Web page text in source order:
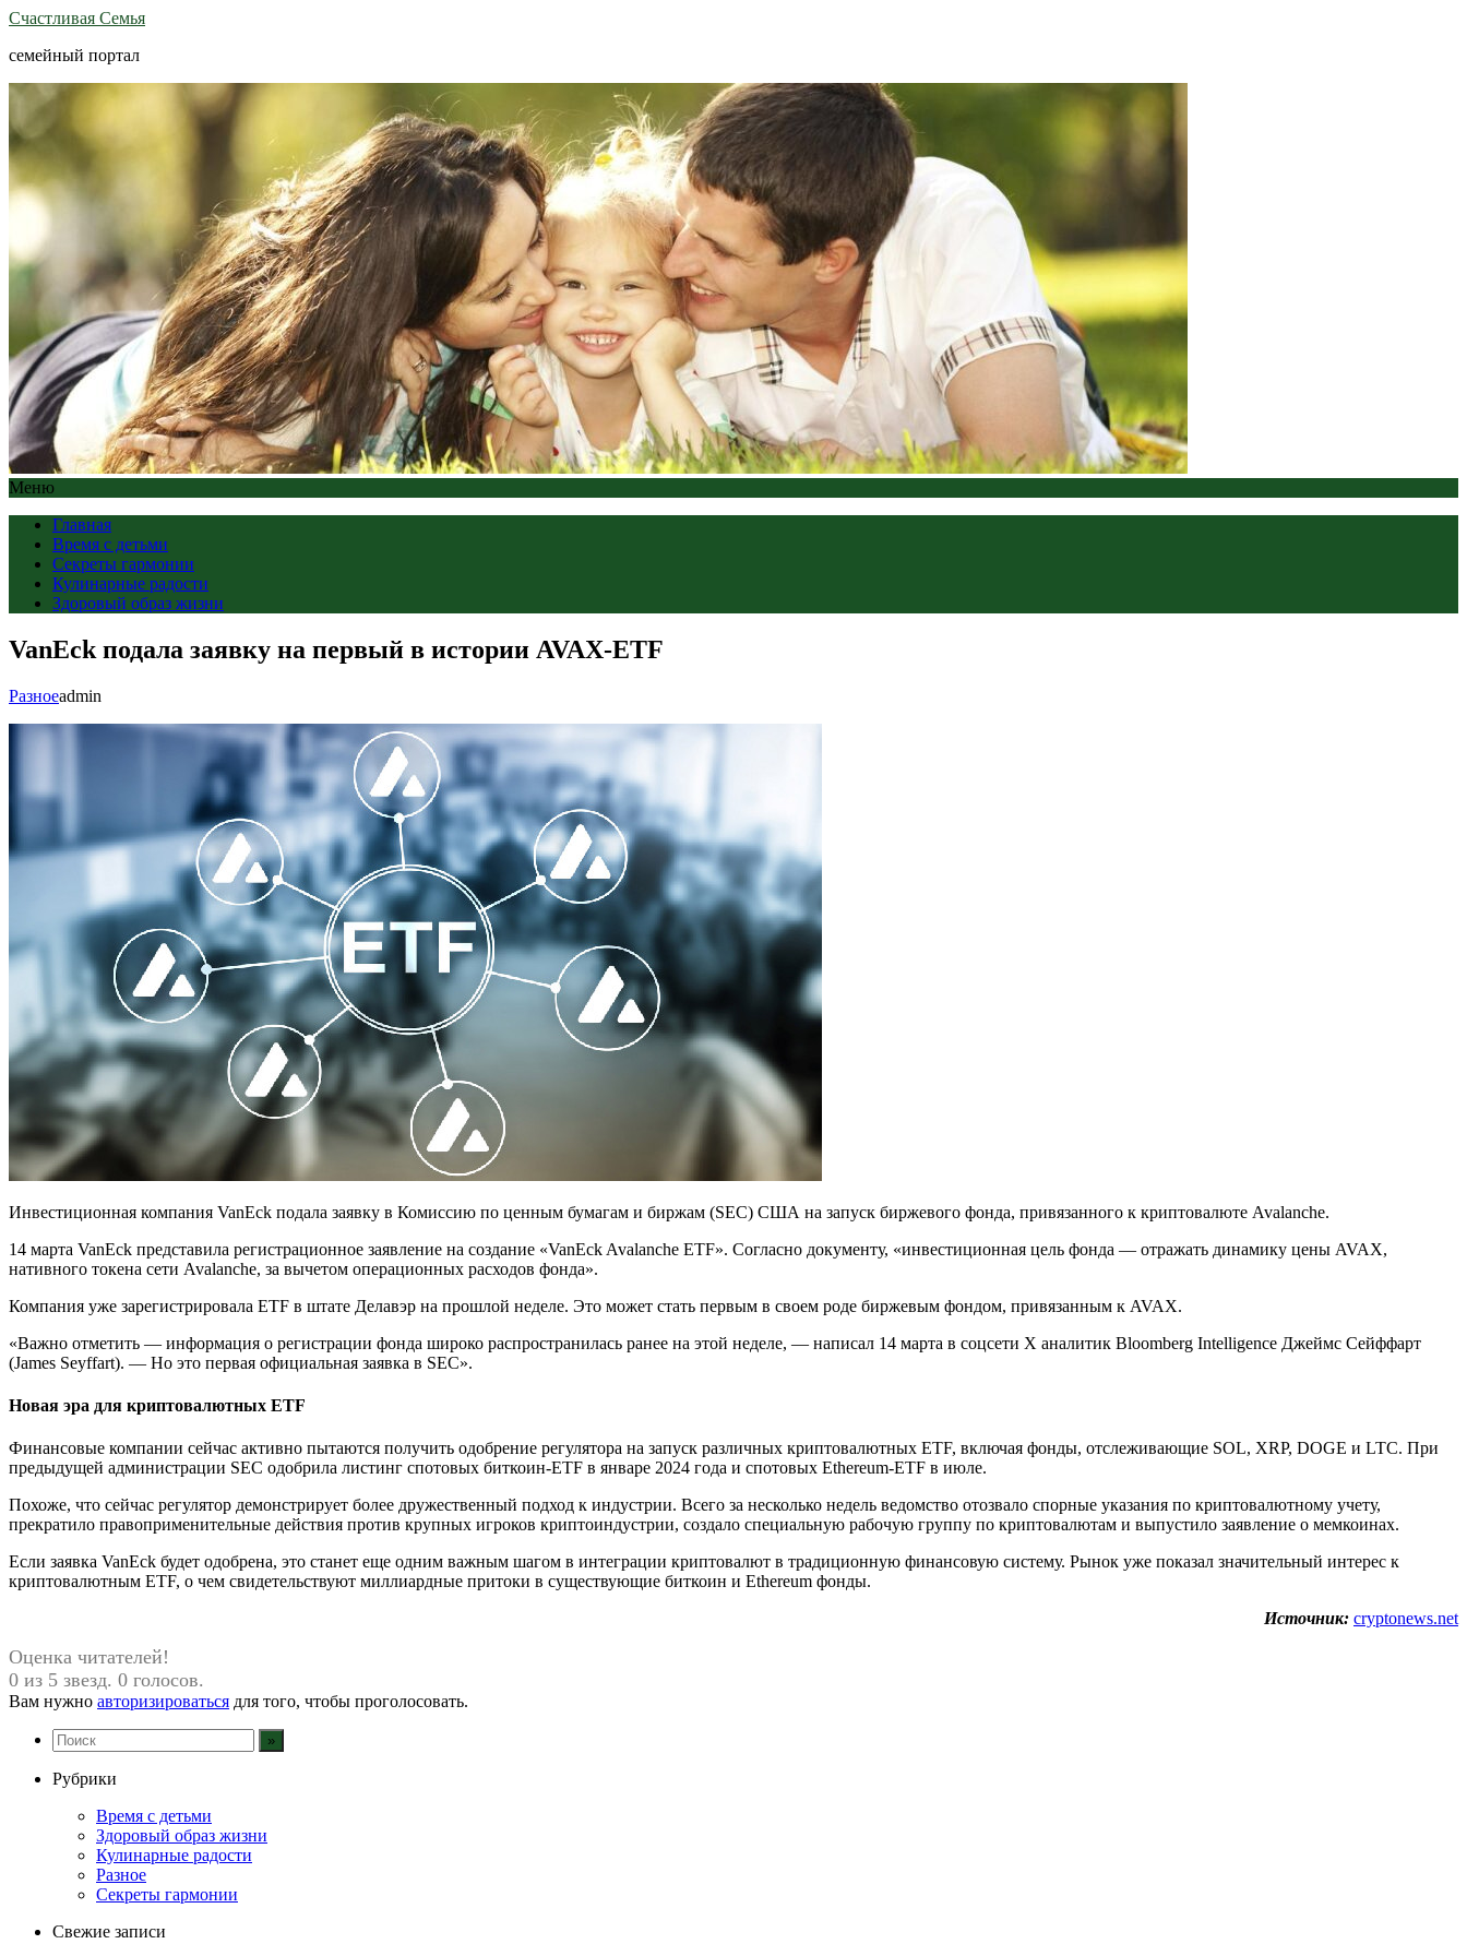
Счастливая Семья
семейный портал
Меню
Главная
Время с детьми
Секреты гармонии
Кулинарные радости
Здоровый образ жизни
VanEck подала заявку на первый в истории AVAX-ETF
Разноеadmin
Инвестиционная компания VanEck подала заявку в Комиссию по ценным бумагам и биржам (SEC) США на запуск биржевого фонда, привязанного к криптовалюте Avalanche.
14 марта VanEck представила регистрационное заявление на создание «VanEck Avalanche ETF». Согласно документу, «инвестиционная цель фонда — отражать динамику цены AVAX,
нативного токена сети Avalanche, за вычетом операционных расходов фонда».
Компания уже зарегистрировала ETF в штате Делавэр на прошлой неделе. Это может стать первым в своем роде биржевым фондом, привязанным к AVAX.
«Важно отметить — информация о регистрации фонда широко распространилась ранее на этой неделе, — написал 14 марта в соцсети X аналитик Bloomberg Intelligence Джеймс Сейффарт
(James Seyffart). — Но это первая официальная заявка в SEC».
Новая эра для криптовалютных ETF
Финансовые компании сейчас активно пытаются получить одобрение регулятора на запуск различных криптовалютных ETF, включая фонды, отслеживающие SOL, XRP, DOGE и LTC. При
предыдущей администрации SEC одобрила листинг спотовых биткоин-ETF в январе 2024 года и спотовых Ethereum-ETF в июле.
Похоже, что сейчас регулятор демонстрирует более дружественный подход к индустрии. Всего за несколько недель ведомство отозвало спорные указания по криптовалютному учету,
прекратило правоприменительные действия против крупных игроков криптоиндустрии, создало специальную рабочую группу по криптовалютам и выпустило заявление о мемкоинах.
Если заявка VanEck будет одобрена, это станет еще одним важным шагом в интеграции криптовалют в традиционную финансовую систему. Рынок уже показал значительный интерес к
криптовалютным ETF, о чем свидетельствуют миллиардные притоки в существующие биткоин и Ethereum фонды.
Источник: cryptonews.net
Оценка читателей!
0 из 5 звезд. 0 голосов.
Вам нужно авторизироваться для того, чтобы проголосовать.
Рубрики
Время с детьми
Здоровый образ жизни
Кулинарные радости
Разное
Секреты гармонии
Свежие записи